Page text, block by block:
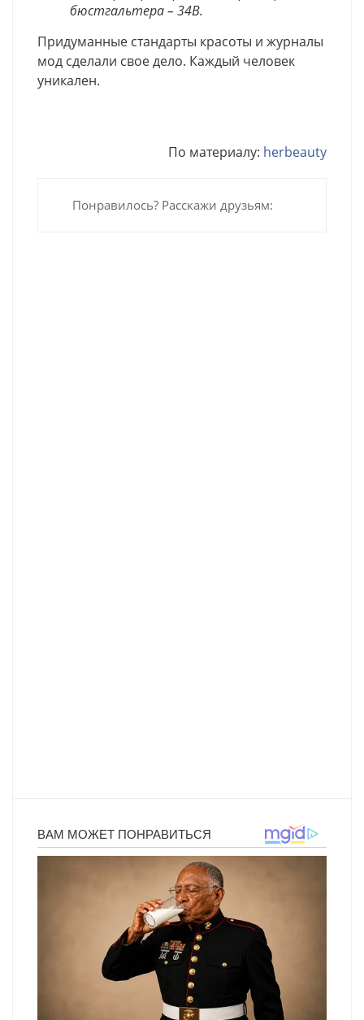
бюстгальтера – 34В.
Придуманные стандарты красоты и журналы
мод сделали свое дело. Каждый человек
уникален.
По материалу: herbeauty
Понравилось? Расскажи друзьям: